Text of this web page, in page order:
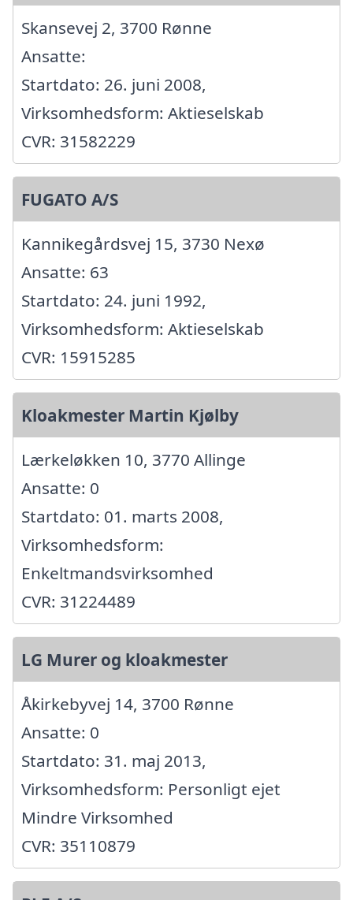
Skansevej 2, 3700 Rønne
Ansatte:
Startdato: 26. juni 2008,
Virksomhedsform: Aktieselskab
CVR: 31582229
FUGATO A/S
Kannikegårdsvej 15, 3730 Nexø
Ansatte: 63
Startdato: 24. juni 1992,
Virksomhedsform: Aktieselskab
CVR: 15915285
Kloakmester Martin Kjølby
Lærkeløkken 10, 3770 Allinge
Ansatte: 0
Startdato: 01. marts 2008,
Virksomhedsform:
Enkeltmandsvirksomhed
CVR: 31224489
LG Murer og kloakmester
Åkirkebyvej 14, 3700 Rønne
Ansatte: 0
Startdato: 31. maj 2013,
Virksomhedsform: Personligt ejet
Mindre Virksomhed
CVR: 35110879